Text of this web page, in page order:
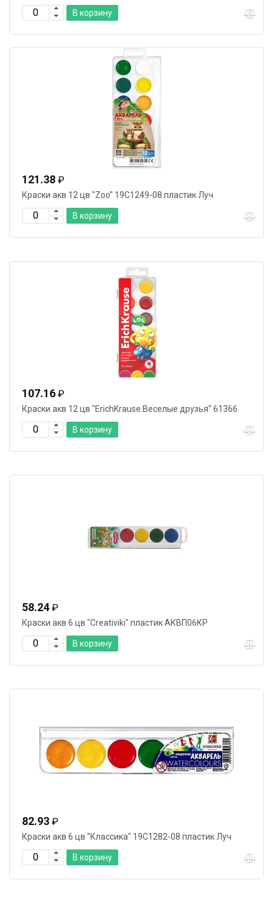
В корзину
121.38 ₽
Краски акв 12 цв "Zoo" 19С1249-08 пластик Луч
В корзину
107.16 ₽
Краски акв 12 цв "ErichKrause.Веселые друзья" 61366
В корзину
58.24 ₽
Краски акв 6 цв "Creativiki" пластик АКВП06КР
В корзину
82.93 ₽
Краски акв 6 цв "Классика" 19С1282-08 пластик Луч
В корзину